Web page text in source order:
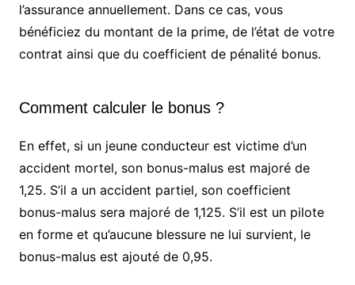
l’assurance annuellement. Dans ce cas, vous
bénéficiez du montant de la prime, de l’état de votre
contrat ainsi que du coefficient de pénalité bonus.
Comment calculer le bonus ?
En effet, si un jeune conducteur est victime d’un
accident mortel, son bonus-malus est majoré de
1,25. S’il a un accident partiel, son coefficient
bonus-malus sera majoré de 1,125. S’il est un pilote
en forme et qu’aucune blessure ne lui survient, le
bonus-malus est ajouté de 0,95.